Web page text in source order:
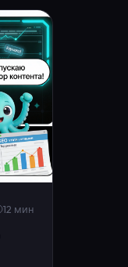
12 мин